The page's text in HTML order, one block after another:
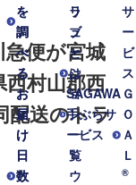
を
調
べ
る
お
届
け
日
数
ラ
ブ
と
は
SAGAWA
手ぶらサ
ービス
を
調
べ
る
お
届
け
日
数
リ
ュ
ー
シ
ョ
ン
一
覧
ウ
サ
ー
ビ
ス
Ｇ
Ｏ
Ａ
Ｌ
®
急便が宮城
村山郡西
配送のトラ